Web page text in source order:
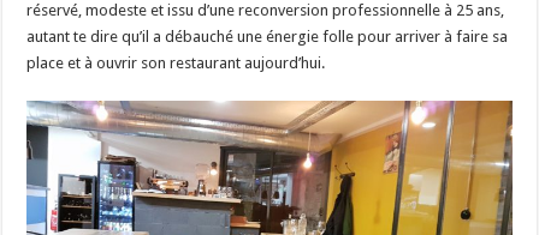
réservé, modeste et issu d’une reconversion professionnelle à 25 ans,
autant te dire qu’il a débauché une énergie folle pour arriver à faire sa
place et à ouvrir son restaurant aujourd’hui.